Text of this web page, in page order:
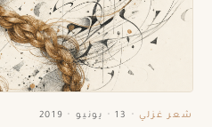
شعر غزلي· 13 · يونيو · 2019